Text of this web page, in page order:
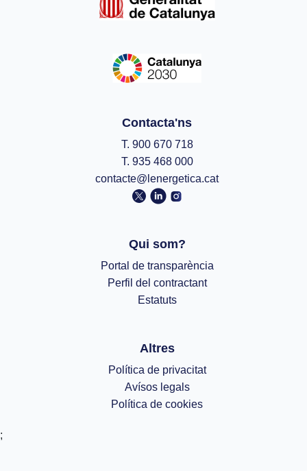
Contacta'ns
T. 900 670 718
T. 935 468 000
contacte@lenergetica.cat
Qui som?
Portal de transparència
Perfil del contractant
Estatuts
Altres
Política de privacitat
Avísos legals
Política de cookies
;